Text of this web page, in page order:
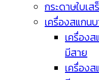
กระดาษใบเ
เครื่องสแกน
เครื่อง
มีสาย
เครื่อง